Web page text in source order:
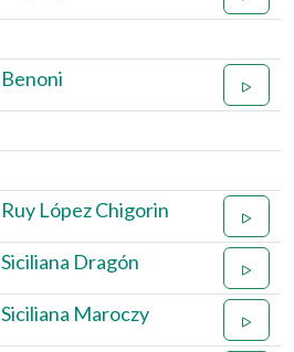
Benoni
Ruy López Chigorin
Siciliana Dragón
Siciliana Maroczy